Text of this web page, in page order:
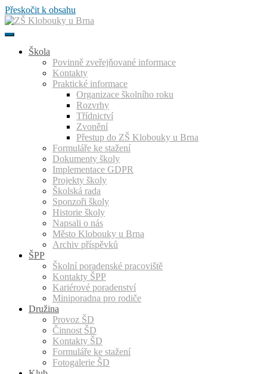
Přeskočit k obsahu
Škola
Povinně zveřejňované informace
Kontakty
Praktické informace
Organizace školního roku
Rozvrhy
Třídnictví
Zvonění
Přestup do ZŠ Klobouky u Brna
Formuláře ke stažení
Dokumenty školy
Implementace GDPR
Projekty školy
Školská rada
Sponzoři školy
Historie školy
Napsali o nás
Město Klobouky u Brna
Archiv příspěvků
ŠPP
Školní poradenské pracoviště
Kontakty ŠPP
Kariérové poradenství
Miniporadna pro rodiče
Družina
Provoz ŠD
Činnost ŠD
Kontakty ŠD
Formuláře ke stažení
Fotogalerie ŠD